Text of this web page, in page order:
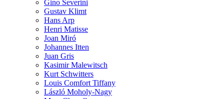
Gino Severini
Gustav Klimt
Hans Arp
Henri Matisse
Joan Miró
Johannes Itten
Juan Gris
Kasimir Malewitsch
Kurt Schwitters
Louis Comfort Tiffany
László Moholy-Nagy